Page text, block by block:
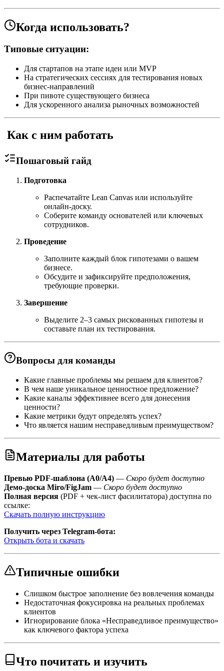
Когда использовать?
Типовые ситуации:
Для стартапов на этапе идеи или MVP
На стратегических сессиях для тестирования новых
бизнес-направлений
При пивоте существующего бизнеса
Для ускоренного анализа рыночных возможностей
️ Как с ним работать
Пошаговый гайд
Подготовка
Распечатайте Lean Canvas или используйте
онлайн-доску.
Соберите команду основателей или ключевых
сотрудников.
Проведение
Заполните каждый блок гипотезами о вашем
бизнесе.
Обсудите и зафиксируйте предположения,
требующие проверки.
Завершение
Выделите 2–3 самых рискованных гипотезы и
составьте план их тестирования.
Вопросы для команды
Какие главные проблемы мы решаем для клиентов?
В чем наше уникальное ценностное предложение?
Какие каналы эффективнее всего для донесения
ценности?
Какие метрики будут определять успех?
Что является нашим несправедливым преимуществом?
Материалы для работы
Превью PDF-шаблона (A0/A4) — Скоро будет доступно
Демо-доска Miro/FigJam — Скоро будет доступно
Полная версия (PDF + чек-лист фасилитатора) доступна по
ссылке:
Скачать полную инструкцию
Получить через Telegram-бота:
Открыть бота и скачать
Типичные ошибки
Слишком быстрое заполнение без вовлечения команды
Недостаточная фокусировка на реальных проблемах
клиентов
Игнорирование блока «Несправедливое преимущество»
как ключевого фактора успеха
Что почитать и изучить